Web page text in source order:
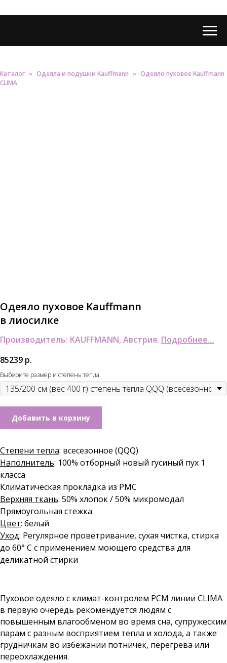
Каталог » Одеяла и подушки Kauffmann »
Одеяло пуховое Kauffmann
CLIMA
Одеяло пуховое Kauffmann
в лиосилке
Производитель: KAUFFMANN, Австрия. Подробнее...
85239 р.
Выберите размер и степень тепла:
Добавить в корзину
Степени тепла: всесезонное (QQQ)
Наполнитель: 100% отборный новый гусиный пух 1
класса
Климатическая прокладка из PMC
Верхняя ткань: 50% хлопок / 50% микромодал
Прямоугольная стежка
Цвет: белый
Уход: Регулярное проветривание, сухая чистка, стирка
до 60° С с применением моющего средства для
деликатной стирки
Пуховое одеяло с климат-контролем РСМ линии CLIMA
в первую очередь рекомендуется людям с
повышенным влагообменом во время сна, супружеским
парам с разным восприятием тепла и холода, а также
грудничкам во избежании потничек, перегрева или
переохлаждения.